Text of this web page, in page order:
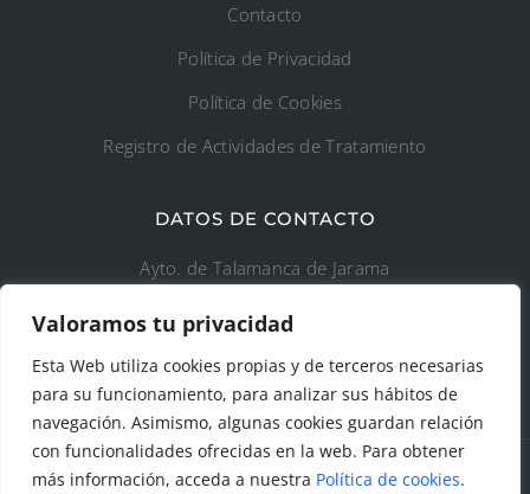
Valoramos tu privacidad
Esta Web utiliza cookies propias y de terceros necesarias
para su funcionamiento, para analizar sus hábitos de
navegación. Asimismo, algunas cookies guardan relación
con funcionalidades ofrecidas en la web. Para obtener
más información, acceda a nuestra Política de cookies.
Contacto
Política de Privacidad
Política de Cookies
Registro de Actividades de Tratamiento
DATOS DE CONTACTO
Ayto. de Talamanca de Jarama
C/Fuente del Arca, 19 28160 Talamanca de